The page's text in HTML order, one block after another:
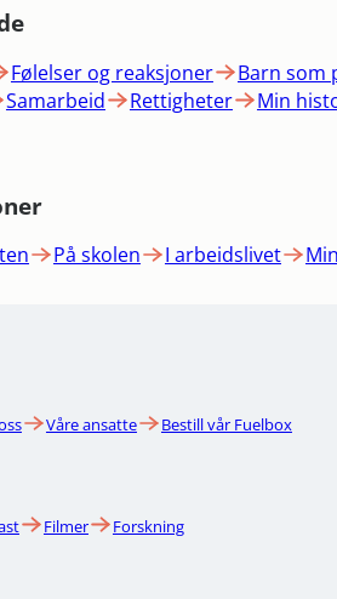
Følelser og reaksjoner
Barn som
Samarbeid Rettigheter Min
På skolen I arbeidslivet
Våre ansatte Bestill vår Fuelbox
Filmer Forskning